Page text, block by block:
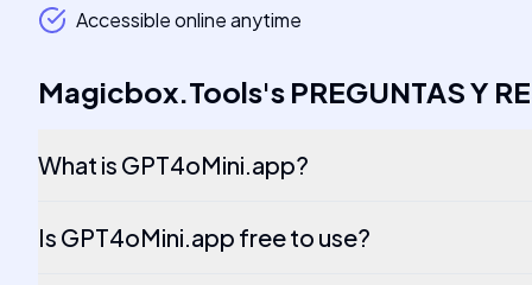
Accessible online anytime
Magicbox.Tools's PREGUNTAS Y
What is GPT4oMini.app?
Is GPT4oMini.app free to use?